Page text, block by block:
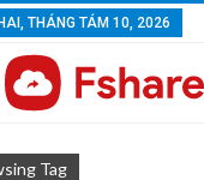
THÁNG TÁM 10, 2026
Tag